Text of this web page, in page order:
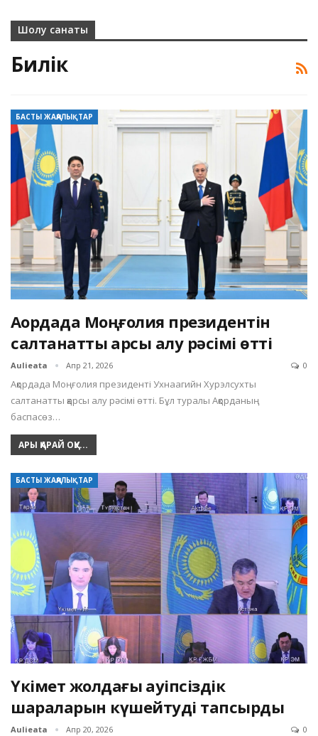
Шолу санаты
Билік
БАСТЫ ЖАҢАЛЫҚТАР
Ақордада Моңғолия президентін
салтанатты қарсы алу рәсімі өтті
Aulieata Апр 21, 2026 0
Ақордада Моңғолия президенті Ухнаагийн Хурэлсухты
салтанатты қарсы алу рәсімі өтті. Бұл туралы Ақорданың
баспасөз…
АРЫ ҚАРАЙ ОҚУ...
БАСТЫ ЖАҢАЛЫҚТАР
Үкімет жолдағы қауіпсіздік
шараларын күшейтуді тапсырды
Aulieata Апр 20, 2026 0